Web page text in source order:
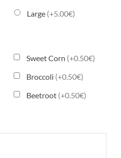
Large (+5.00€)
Sweet Corn (+0.50€)
Broccoli (+0.50€)
Beetroot (+0.50€)